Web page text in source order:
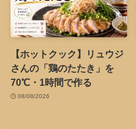
【ホットクック】リュウジ
さんの「鶏のたたき」を
70℃・1時間で作る
08/08/2026